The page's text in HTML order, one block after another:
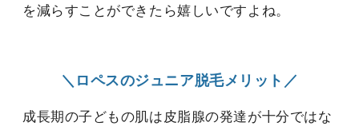
を減らすことができたら嬉しいですよね。
＼ロペスのジュニア脱毛メリット／
成長期の子どもの肌は皮脂腺の発達が十分ではな